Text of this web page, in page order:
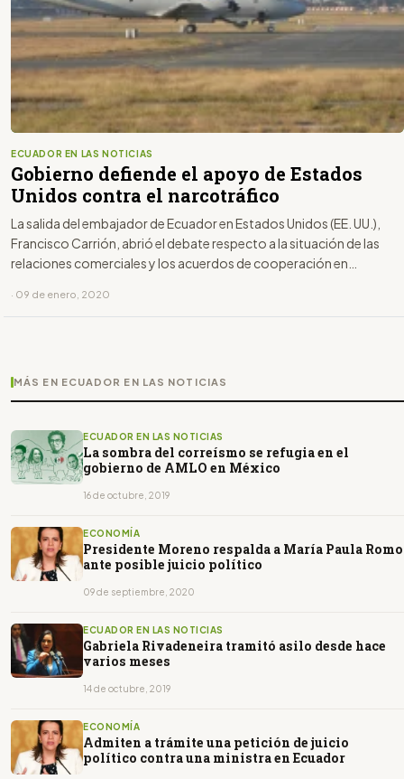
ECUADOR EN LAS NOTICIAS
Gobierno defiende el apoyo de Estados
Unidos contra el narcotráfico
La salida del embajador de Ecuador en Estados Unidos (EE. UU.),
Francisco Carrión, abrió el debate respecto a la situación de las
relaciones comerciales y los acuerdos de cooperación en
· 09 de enero, 2020
MÁS EN ECUADOR EN LAS NOTICIAS
ECUADOR EN LAS NOTICIAS
La sombra del correísmo se refugia en el
gobierno de AMLO en México
16 de octubre, 2019
ECONOMÍA
Presidente Moreno respalda a María Paula Romo
ante posible juicio político
09 de septiembre, 2020
ECUADOR EN LAS NOTICIAS
Gabriela Rivadeneira tramitó asilo desde hace
varios meses
14 de octubre, 2019
ECONOMÍA
Admiten a trámite una petición de juicio
político contra una ministra en Ecuador